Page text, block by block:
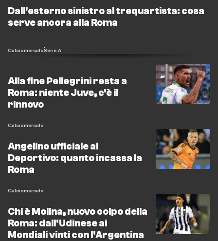
Dall'esterno sinistro al trequartista: cosa
serve ancora alla Roma
CalciomercatoSerie A
Alla fine Pellegrini resta a
Roma: niente Juve, c'è il
rinnovo
Calciomercato
Angelino ufficiale al
Deportivo: quanto incassa la
Roma
Calciomercato
Chi è Molina, nuovo colpo della
Roma: dall'Udinese ai
Mondiali vinti con l'Argentina